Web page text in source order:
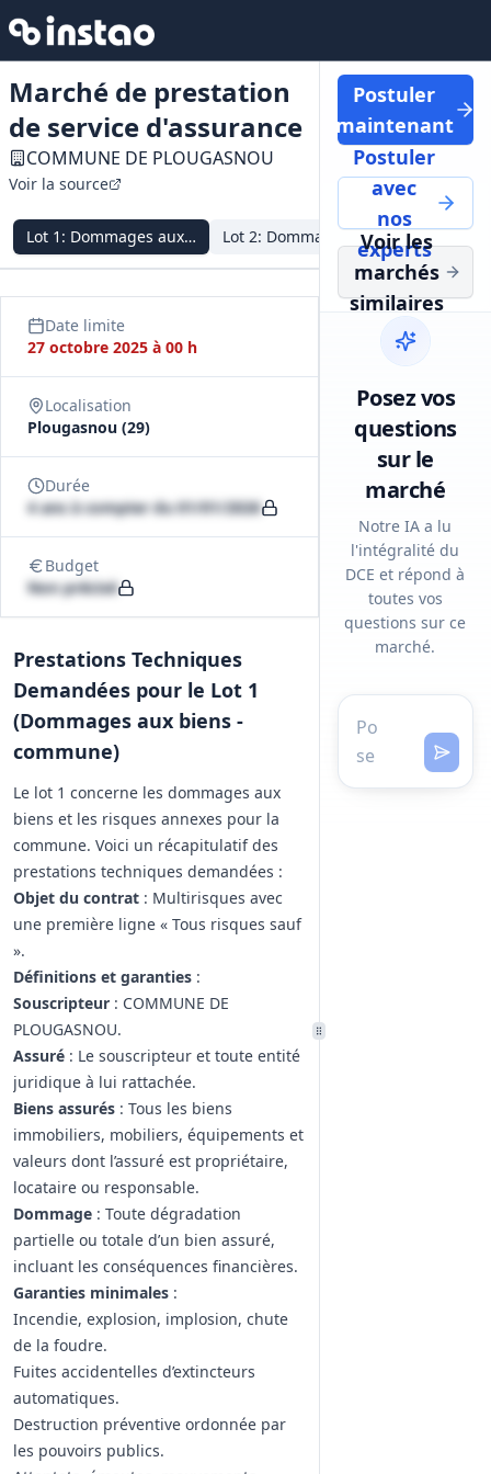
Marché de prestation
de service d'assurance
COMMUNE DE PLOUGASNOU
Voir la source
Lot 1 : Dommages aux biens, Commune
Lot2: Dommages aux biens, CCAS
Lot3:
Date limite
27 octobre 2025 à 00 h
Localisation
Plougasnou (29)
Durée
4 ans à compter du 01/01/2026
Budget
Non précisé
Prestations Techniques
Demandées pour le Lot 1
(Dommages aux biens -
commune)
Le lot 1 concerne les dommages aux
biens et les risques annexes pour la
commune. Voici un récapitulatif des
prestations techniques demandées :
Objet du contrat : Multirisques avec
une première ligne « Tous risques sauf
».
Définitions et garanties :
Souscripteur : COMMUNE DE
PLOUGASNOU.
Assuré : Le souscripteur et toute entité
juridique à lui rattachée.
Biens assurés : Tous les biens
immobiliers, mobiliers, équipements et
valeurs dont l’assuré est propriétaire,
locataire ou responsable.
Dommage : Toute dégradation
partielle ou totale d’un bien assuré,
incluant les conséquences financières.
Garanties minimales :
Incendie, explosion, implosion, chute
de la foudre.
Fuites accidentelles d’extincteurs
automatiques.
Destruction préventive ordonnée par
les pouvoirs publics.
Postuler
maintenant
Postuler
avec
nos
experts
Voir les
marchés
similaires
Posez vos
questions
sur le
marché
Notre IA a lu
l'intégralité du
DCE et répond à
toutes vos
questions sur ce
marché.